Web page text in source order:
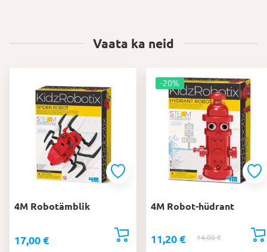
Vaata ka neid
4M Robotämblik
17,00 €
-20%
4M Robot-hüdrant
14,00€Algne
11,20 €
Praegune